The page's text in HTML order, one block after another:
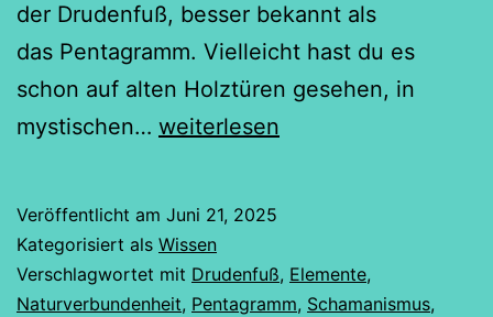
der Drudenfuß, besser bekannt als
das Pentagramm. Vielleicht hast du es
schon auf alten Holztüren gesehen, in
mystischen… Der
der
schamanischen
weiterlesen
Veröffentlicht am Juni 21, 2025
Kategorisiert als Wissen
Verschlagwortet mit Drudenfuß, Elemente,
Naturverbundenheit, Pentagramm, Schamanismus,